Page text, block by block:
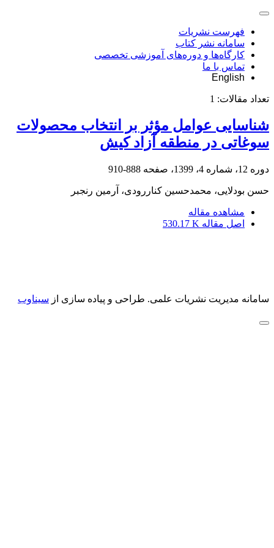
فهرست نشریات
سامانه نشر کتاب
کارگاه‌ها و دوره‌های آموزشی تخصصی
تماس با ما
English
تعداد مقالات: 1
شناسایی عوامل مؤثر بر انتخاب محصولات
سوغاتی در منطقه آزاد کیش
دوره 12، شماره 4، 1399، صفحه 888-910
حسن بودلایی، محمدحسین کناررودی، آرمین رنجبر
مشاهده مقاله
اصل مقاله 530.17 K
سامانه مدیریت نشریات علمی. طراحی و پیاده سازی از سیناوب